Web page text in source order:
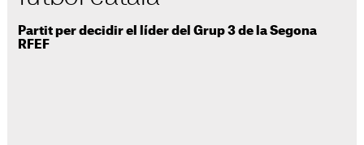
Partit per decidir el líder del Grup 3 de la Segona
RFEF